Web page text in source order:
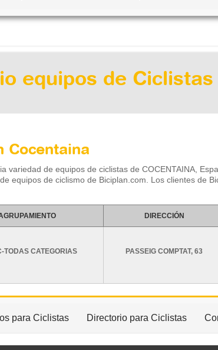
equipos de
Cocentaina
variedad de equipos de ciclistas de COCENTAINA,
equipos de ciclismo de Biciplan.com. Los clientes de
DIRECCIÓN
TODAS CATEGORIAS PASSEIG COMPTAT, 63
para Ciclistas Directorio para Ciclistas